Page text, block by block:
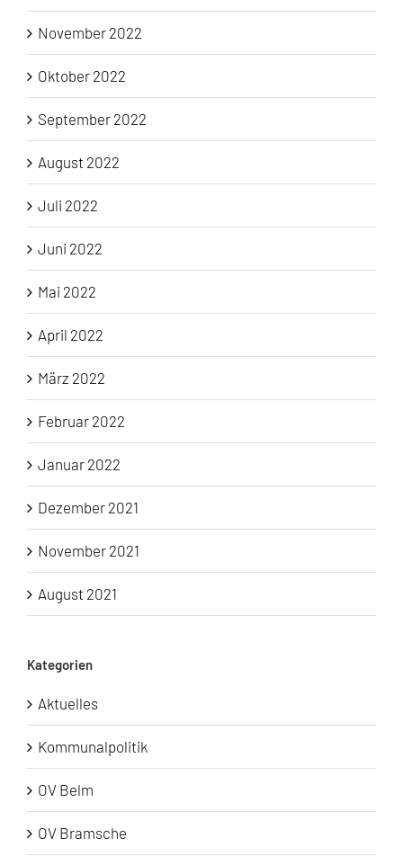
November 2022
Oktober 2022
September 2022
August 2022
Juli 2022
Juni 2022
Mai 2022
April 2022
März 2022
Februar 2022
Januar 2022
Dezember 2021
November 2021
August 2021
Kategorien
Aktuelles
Kommunalpolitik
OV Belm
OV Bramsche